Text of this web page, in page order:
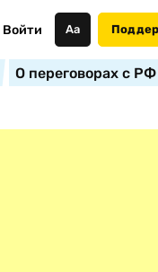
Войти Аа
О переговорах с РФ